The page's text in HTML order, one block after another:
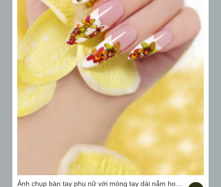
Ảnh chụp bàn tay phụ nữ với móng tay dài nắm hoa phong lan màu vàng